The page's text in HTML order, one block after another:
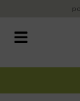
Panneau de